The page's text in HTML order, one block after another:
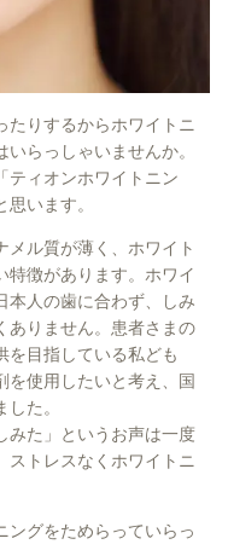
たりするからホワイトニ
らっしゃいませんか。
ティオンホワイトニン
います。
メル質が薄く、ホワイト
特徴があります。ホワイ
本人の歯に合わず、しみ
ありません。患者さまの
を目指している私ども
を使用したいと考え、国
た。
みた」というお声は一度
ストレスなくホワイトニ
ングをためらっていらっ